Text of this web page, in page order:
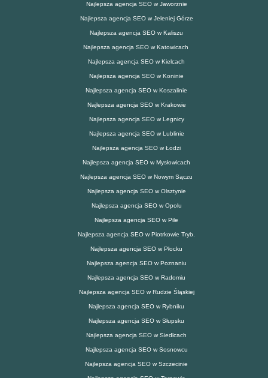
Najlepsza agencja SEO w Jaworznie
Najlepsza agencja SEO w Jeleniej Górze
Najlepsza agencja SEO w Kaliszu
Najlepsza agencja SEO w Katowicach
Najlepsza agencja SEO w Kielcach
Najlepsza agencja SEO w Koninie
Najlepsza agencja SEO w Koszalinie
Najlepsza agencja SEO w Krakowie
Najlepsza agencja SEO w Legnicy
Najlepsza agencja SEO w Lublinie
Najlepsza agencja SEO w Łodzi
Najlepsza agencja SEO w Mysłowicach
Najlepsza agencja SEO w Nowym Sączu
Najlepsza agencja SEO w Olsztynie
Najlepsza agencja SEO w Opolu
Najlepsza agencja SEO w Pile
Najlepsza agencja SEO w Piotrkowie Tryb.
Najlepsza agencja SEO w Płocku
Najlepsza agencja SEO w Poznaniu
Najlepsza agencja SEO w Radomiu
Najlepsza agencja SEO w Rudzie Śląskiej
Najlepsza agencja SEO w Rybniku
Najlepsza agencja SEO w Słupsku
Najlepsza agencja SEO w Siedlcach
Najlepsza agencja SEO w Sosnowcu
Najlepsza agencja SEO w Szczecinie